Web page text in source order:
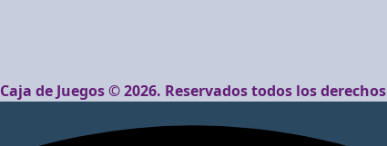
Caja de Juegos © 2026. Reservados todos los derechos